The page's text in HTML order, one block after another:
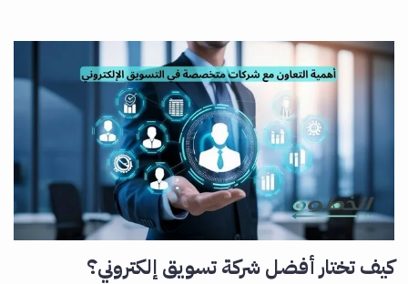
كيف تختار أفضل شركة تسويق إلكتروني؟